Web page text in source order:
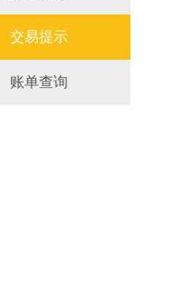
交易提示
账单查询